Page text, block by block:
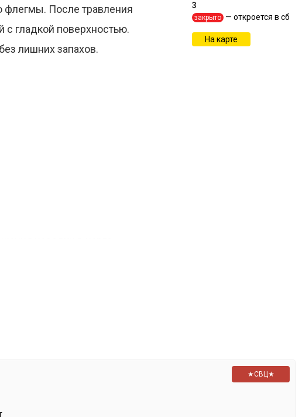
флегмы. После травления
гладкой поверхностью.
лишних запахов.
3
закрыто — откроется в сб
На карте
★СВЦ★